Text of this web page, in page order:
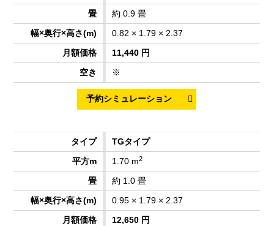
約 0.9 畳
0.82 × 1.79 × 2.37
11,440 円
※
TGタイプ
1.70 m2
約 1.0 畳
0.95 × 1.79 × 2.37
12,650 円